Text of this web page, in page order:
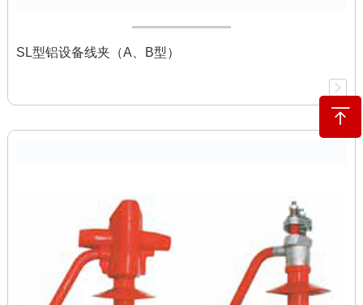
SL型铝设备线夹（A、B型）